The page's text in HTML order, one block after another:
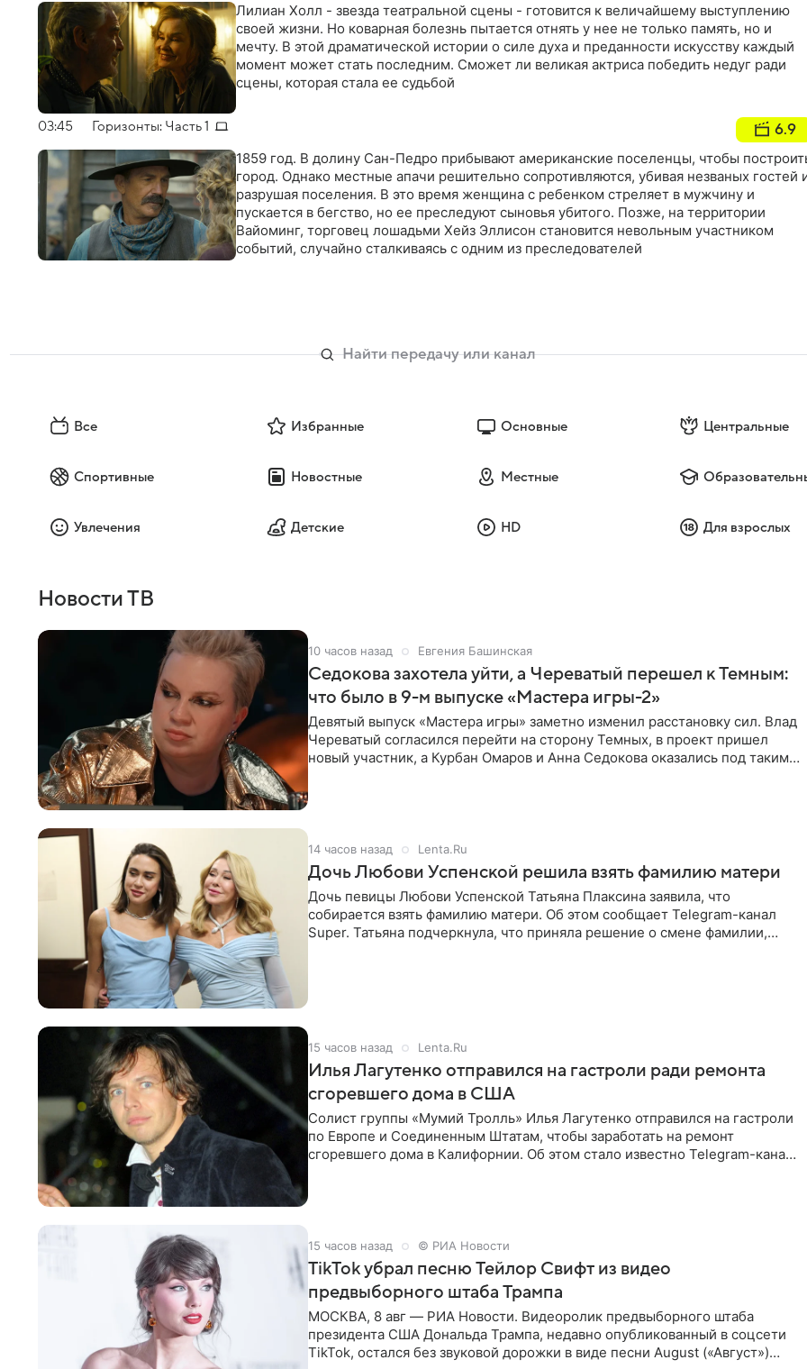
Лилиан Холл - звезда театральной сцены - готовится к величайшему выступлению
своей жизни. Но коварная болезнь пытается отнять у нее не только память, но и
мечту. В этой драматической истории о силе духа и преданности искусству каждый
момент может стать последним. Сможет ли великая актриса победить недуг ради
сцены, которая стала ее судьбой
03:45 Горизонты: Часть 1 6.9
1859 год. В долину Сан-Педро прибывают американские поселенцы, чтобы
город. Однако местные апачи решительно сопротивляются, убивая незваных гостей
разрушая поселения. В это время женщина с ребенком стреляет в мужчину и
пускается в бегство, но ее преследуют сыновья убитого. Позже, на территории
Вайоминг, торговец лошадьми Хейз Эллисон становится невольным участником
событий, случайно сталкиваясь с одним из преследователей
Все Избранные Основные Центральные
Спортивные Новостные Местные
Увлечения Детские HD Для взрослых
Новости ТВ
10 часов назад Евгения Башинская
Седокова захотела уйти, а Череватый перешел к Темным:
что было в 9-м выпуске «Мастера игры-2»
Девятый выпуск «Мастера игры» заметно изменил расстановку сил. Влад
Череватый согласился перейти на сторону Темных, в проект пришел
новый участник, а Курбан Омаров и Анна Седокова оказались под таким
14 часов назад Lenta.Ru
Дочь Любови Успенской решила взять фамилию матери
Дочь певицы Любови Успенской Татьяна Плаксина заявила, что
собирается взять фамилию матери. Об этом сообщает Telegram-канал
Super. Татьяна подчеркнула, что приняла решение о смене фамилии,
15 часов назад Lenta.Ru
Илья Лагутенко отправился на гастроли ради ремонта
сгоревшего дома в США
Солист группы «Мумий Тролль» Илья Лагутенко отправился на гастроли
по Европе и Соединенным Штатам, чтобы заработать на ремонт
сгоревшего дома в Калифорнии. Об этом стало известно Telegram-каналу
15 часов назад © РИА Новости
TikTok убрал песню Тейлор Свифт из видео
предвыборного штаба Трампа
МОСКВА, 8 авг — РИА Новости. Видеоролик предвыборного штаба
президента США Дональда Трампа, недавно опубликованный в соцсети
TikTok, остался без звуковой дорожки в виде песни August («Август»)